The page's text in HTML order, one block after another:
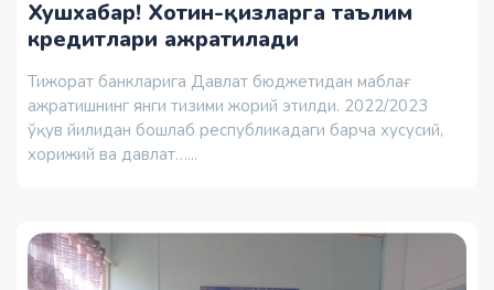
Хушхабар! Хотин-қизларга таълим
кредитлари ажратилади
Тижорат банкларига Давлат бюджетидан маблағ
ажратишнинг янги тизими жорий этилди. 2022/2023
ўқув йилидан бошлаб республикадаги барча хусусий,
хорижий ва давлат…...